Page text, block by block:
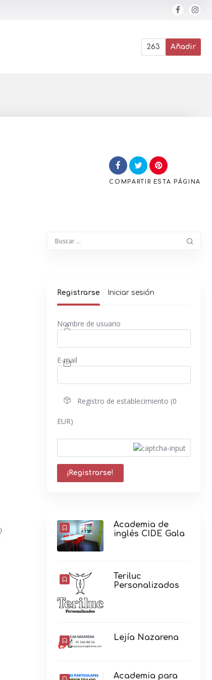
263 Añadir
COMPARTIR ESTA PÁGINA
Registrarse Iniciar sesión
Nombre de usuario
E-mail
Registro de establecimiento (0
EUR)
Academia de
inglés CIDE Gala
Teriluc
Personalizados
Lejía Nazarena
Academia para